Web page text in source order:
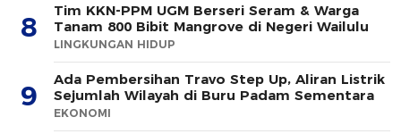
8
Tim KKN-PPM UGM Berseri Seram & Warga
Tanam 800 Bibit Mangrove di Negeri Wailulu
LINGKUNGAN HIDUP
9
Ada Pembersihan Travo Step Up, Aliran Listrik
Sejumlah Wilayah di Buru Padam Sementara
EKONOMI